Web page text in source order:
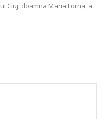
Cluj, doamna Maria Forna, a